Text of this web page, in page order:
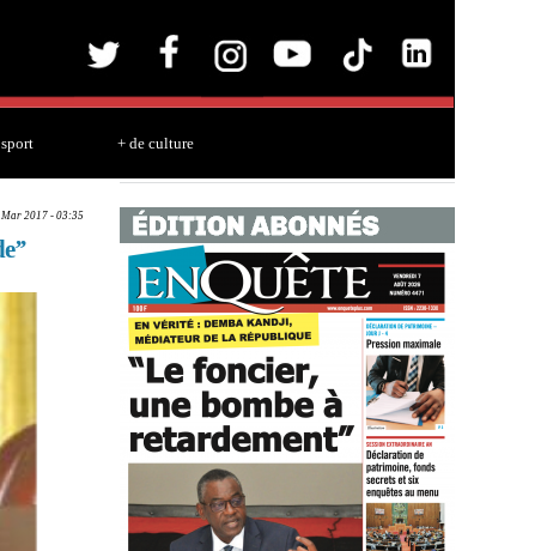
+ de culture
2017 - 03:35